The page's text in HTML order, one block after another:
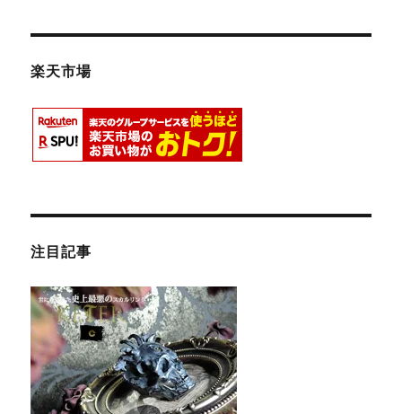
楽天市場
注目記事